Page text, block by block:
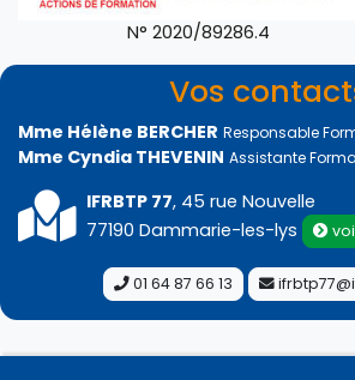
N° 2020/89286.4
Vos
Mme Hélène BERCHER Responsable
Mme Cyndia THEVENIN Assistante
IFRBTP 77, 45 rue Nouvelle
77190 Dammarie-les-lys
01 64 87 66 13